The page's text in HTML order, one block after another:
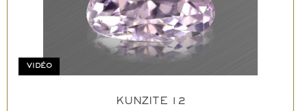
VIDÉO
KUNZITE 12